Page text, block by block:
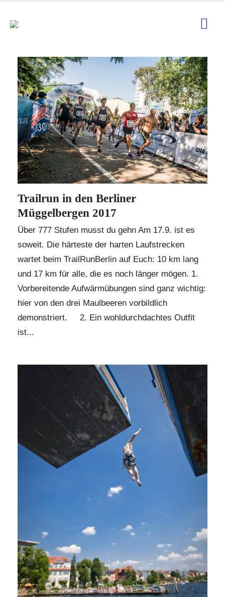
Trailrun in den Berliner
Müggelbergen 2017
Über 777 Stufen musst du gehn Am 17.9. ist es
soweit. Die härteste der harten Laufstrecken
wartet beim TrailRunBerlin auf Euch: 10 km lang
und 17 km für alle, die es noch länger mögen. 1.
Vorbereitende Aufwärmübungen sind ganz wichtig:
hier von den drei Maulbeeren vorbildlich
demonstriert. 2. Ein wohldurchdachtes Outfit
ist...